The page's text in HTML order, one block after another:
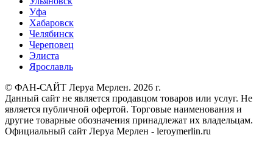
Уфа
Хабаровск
Челябинск
Череповец
Элиста
Ярославль
© ФАН-САЙТ Леруа Мерлен. 2026 г.
Данный сайт не является продавцом товаров или услуг. Не
является публичной офертой. Торговые наименования и
другие товарные обозначения принадлежат их владельцам.
Официальный сайт Леруа Мерлен - leroymerlin.ru